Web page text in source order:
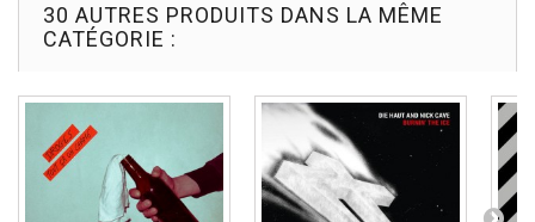
30 AUTRES PRODUITS DANS LA MÊME
CATÉGORIE :